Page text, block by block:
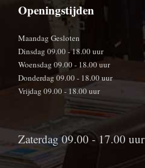
Openingstijden
Maandag Gesloten
Dinsdag 09.00 - 18.00 uur
Woensdag 09.00 - 18.00 uur
Donderdag 09.00 - 18.00 uur
Vrijdag 09.00 - 18.00 uur
Zaterdag 09.00 - 17.00 uur